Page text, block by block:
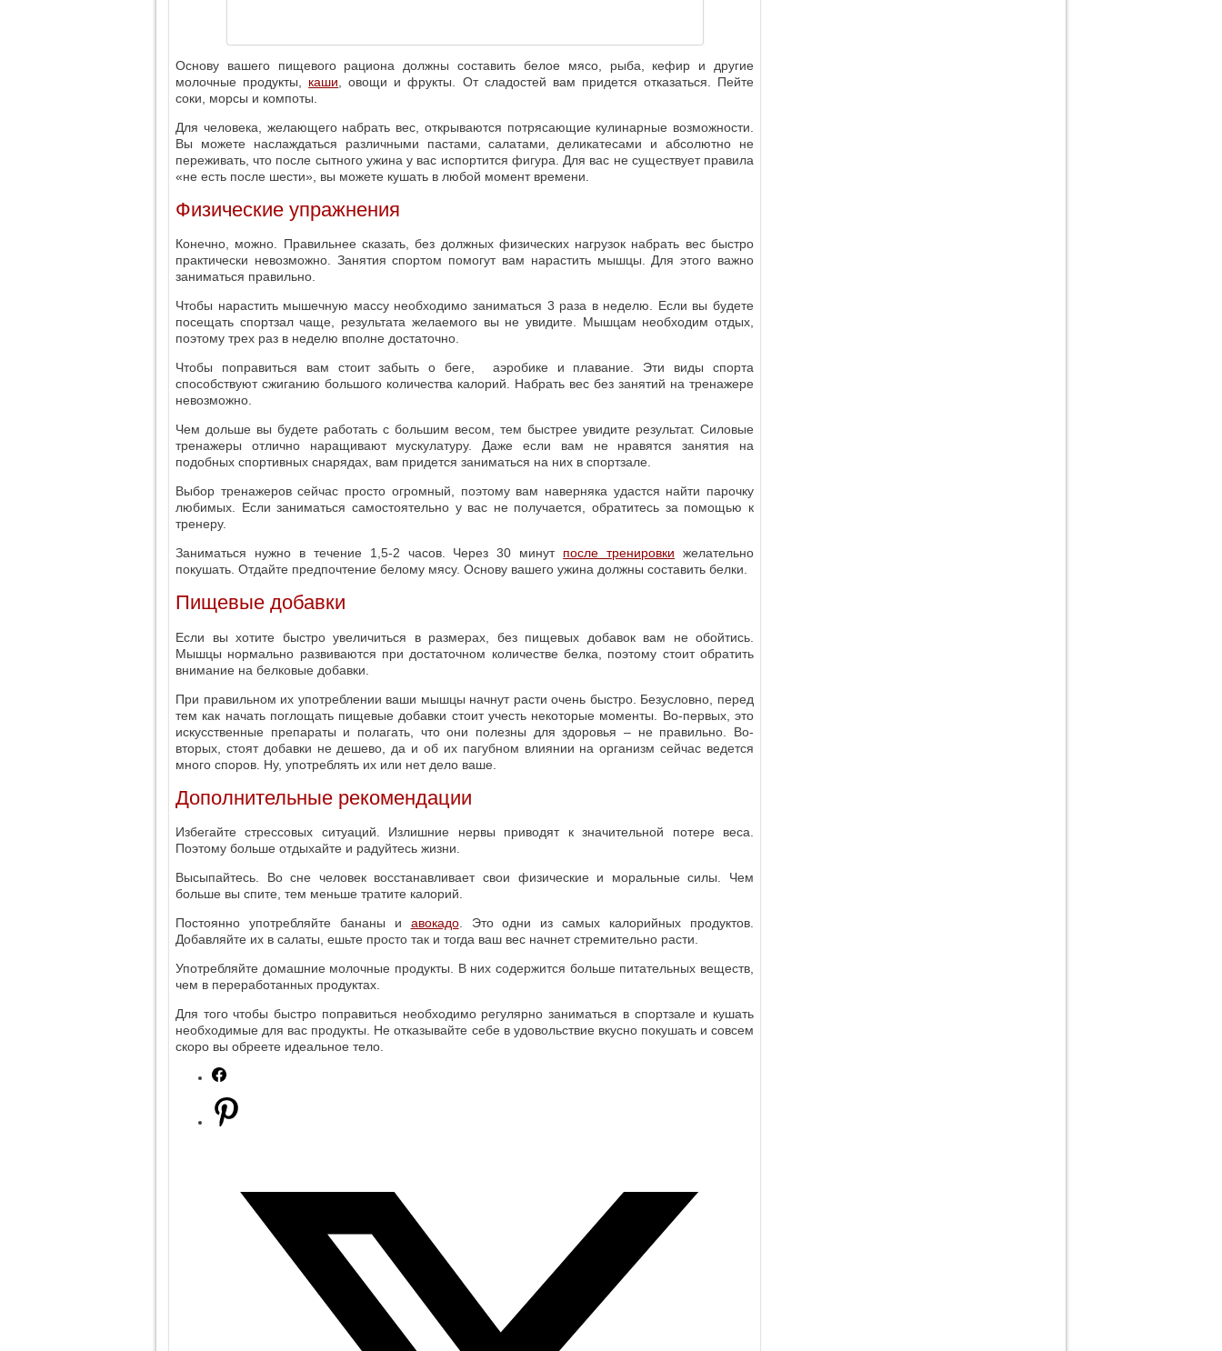
Основу вашего пищевого рациона должны составить белое мясо, рыба, кефир и другие
молочные продукты, каши , овощи и фрукты. От сладостей вам придется отказаться. Пейте
соки, морсы и компоты.
Для человека, желающего набрать вес, открываются потрясающие кулинарные возможности.
Вы можете наслаждаться различными пастами, салатами, деликатесами и абсолютно не
переживать, что после сытного ужина у вас испортится фигура. Для вас не существует правила
«не есть после шести», вы можете кушать в любой момент времени.
Физические упражнения
Конечно, можно. Правильнее сказать, без должных физических нагрузок набрать вес быстро
практически невозможно. Занятия спортом помогут вам нарастить мышцы. Для этого важно
заниматься правильно.
Чтобы нарастить мышечную массу необходимо заниматься 3 раза в неделю. Если вы будете
посещать спортзал чаще, результата желаемого вы не увидите. Мышцам необходим отдых,
поэтому трех раз в неделю вполне достаточно.
Чтобы поправиться вам стоит забыть о беге, аэробике и плавание. Эти виды спорта
способствуют сжиганию большого количества калорий. Набрать вес без занятий на тренажере
невозможно.
Чем дольше вы будете работать с большим весом, тем быстрее увидите результат. Силовые
тренажеры отлично наращивают мускулатуру. Даже если вам не нравятся занятия на
подобных спортивных снарядах, вам придется заниматься на них в спортзале.
Выбор тренажеров сейчас просто огромный, поэтому вам наверняка удастся найти парочку
любимых. Если заниматься самостоятельно у вас не получается, обратитесь за помощью к
тренеру.
Заниматься нужно в течение 1,5-2 часов. Через 30 минут после тренировки желательно
покушать. Отдайте предпочтение белому мясу. Основу вашего ужина должны составить белки.
Пищевые добавки
Если вы хотите быстро увеличиться в размерах, без пищевых добавок вам не обойтись.
Мышцы нормально развиваются при достаточном количестве белка, поэтому стоит обратить
внимание на белковые добавки.
При правильном их употреблении ваши мышцы начнут расти очень быстро. Безусловно, перед
тем как начать поглощать пищевые добавки стоит учесть некоторые моменты. Во-первых, это
искусственные препараты и полагать, что они полезны для здоровья – не правильно. Во-
вторых, стоят добавки не дешево, да и об их пагубном влиянии на организм сейчас ведется
много споров. Ну, употреблять их или нет дело ваше.
Дополнительные рекомендации
Избегайте стрессовых ситуаций. Излишние нервы приводят к значительной потере веса.
Поэтому больше отдыхайте и радуйтесь жизни.
Высыпайтесь. Во сне человек восстанавливает свои физические и моральные силы. Чем
больше вы спите, тем меньше тратите калорий.
Постоянно употребляйте бананы и авокадо. Это одни из самых калорийных продуктов.
Добавляйте их в салаты, ешьте просто так и тогда ваш вес начнет стремительно расти.
Употребляйте домашние молочные продукты. В них содержится больше питательных веществ,
чем в переработанных продуктах.
Для того чтобы быстро поправиться необходимо регулярно заниматься в спортзале и кушать
необходимые для вас продукты. Не отказывайте себе в удовольствие вкусно покушать и совсем
скоро вы обреете идеальное тело.